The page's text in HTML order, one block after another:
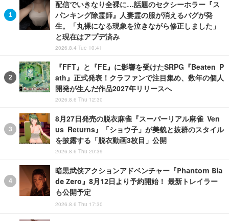
配信でいきなり全裸に…話題のセクシーホラー『ス
パンキング除霊師』人妻霊の服が消えるバグが発
生。「丸裸になる現象を泣きながら修正しました」
と現在はアプデ済み
2026.8.4 Tue 10:41
『FFT』と『FE』に影響を受けたSRPG『Beaten P
ath』正式発表！クラファンで注目集め、数年の個人
開発が生んだ作品2027年リリースへ
2026.8.6 Thu 12:30
8月27日発売の脱衣麻雀『スーパーリアル麻雀 Ven
us Returns』「ショウ子」が美貌と抜群のスタイル
を披露する「脱衣動画3枚目」公開
2026.8.6 Thu 20:39
暗黒武侠アクションアドベンチャー『Phantom Bla
de Zero』8月12日より予約開始！ 最新トレイラー
も公開予定
2026.8.6 Thu 17:30